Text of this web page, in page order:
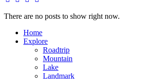
There are no posts to show right now.
Home
Explore
Roadtrip
Mountain
Lake
Landmark